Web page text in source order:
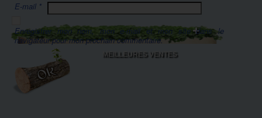
E-mail *
Enregistrer mon nom, mon e-mail et mon site dans le
navigateur pour mon prochain commentaire.
MEILLEURES VENTES